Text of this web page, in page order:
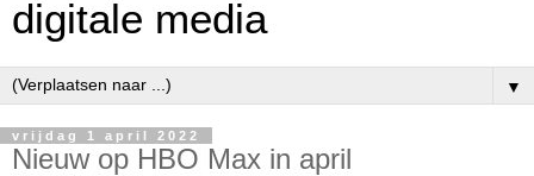
digitale media
▼
vrijdag 1 april 2022
Nieuw op HBO Max in april